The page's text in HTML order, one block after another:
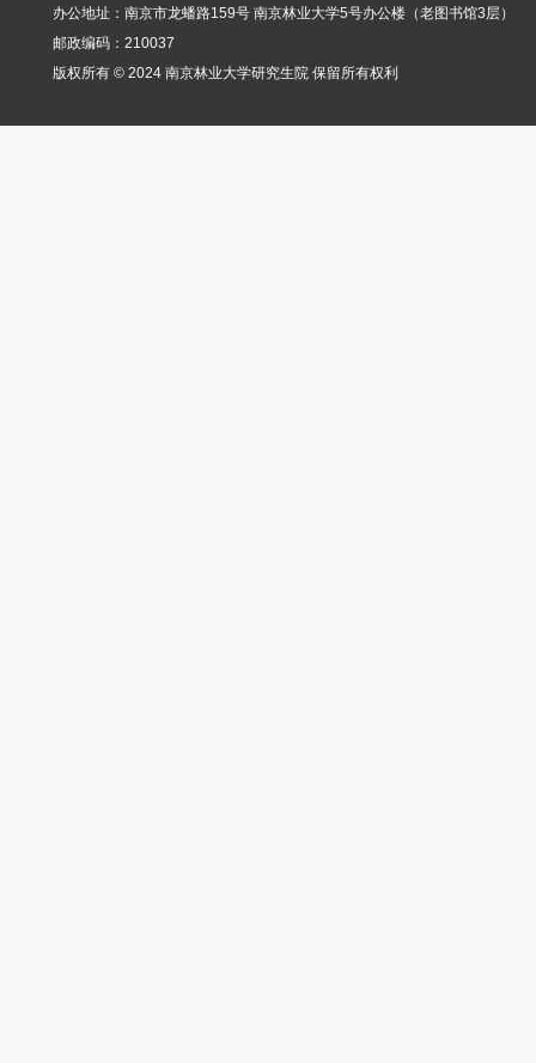
办公地址：南京市龙蟠路159号 南京林业大学5号办公楼（老图书馆3层）
邮政编码：210037
版权所有 © 2024 南京林业大学研究生院 保留所有权利